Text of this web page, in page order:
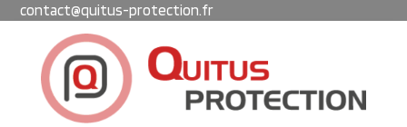
contact@quitus-protection.fr